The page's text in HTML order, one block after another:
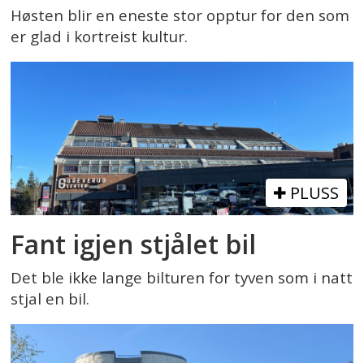
Høsten blir en eneste stor opptur for den som
er glad i kortreist kultur.
PLUSS
Fant igjen stjålet bil
Det ble ikke lange bilturen for tyven som i natt
stjal en bil.